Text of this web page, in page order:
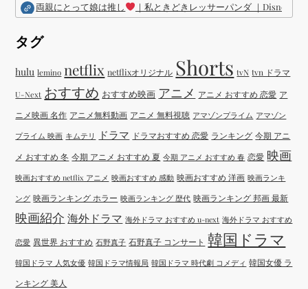
両親にとって娘は推し ｜私ときどきレッサーパンダ ｜Disney (
タグ
hulu lemino netflix netflixオリジナル Shorts tvN tvn ドラマ
U-Next おすすめ おすすめ映画 アニメ アニメ おすすめ 恋愛 ア
ニメ映画 名作 アニメ無料動画 アニメ 無料視聴 アマゾンプライム アマゾン
プライム 映画 キムテリ ドラマ ドラマおすすめ 恋愛 ランキング 今期 アニ
メ おすすめ 冬 今期 アニメ おすすめ 夏 今期 アニメ おすすめ 春 恋愛 映画
映画おすすめ netflix アニメ 映画おすすめ 感動 映画おすすめ 洋画 映画ランキ
ング 映画ランキング ホラー 映画ランキング 歴代 映画ランキング 邦画 最新
映画紹介 海外ドラマ 海外ドラマ おすすめ u-next 海外ドラマ おすすめ
恋愛 異世界 おすすめ 石野真子 石野真子 コンサート 韓国ドラマ
韓国ドラマ 人気女優 韓国ドラマ情報局 韓国ドラマ 時代劇 コメディ 韓国女優 ラ
ンキング 美人